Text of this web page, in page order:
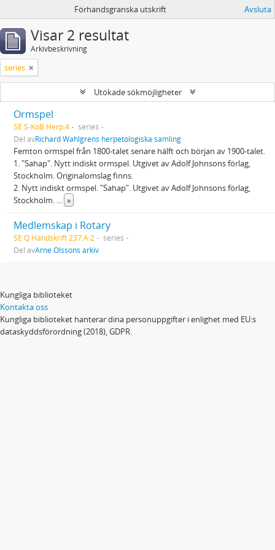
Förhandsgranska utskrift Avsluta
Visar 2 resultat
Arkivbeskrivning
series
Utökade sökmöjligheter
Ormspel
SE S-KoB Herp:4
series
Del avRichard Wahlgrens herpetologiska samling
Femton ormspel från 1800-talet senare hälft och början av 1900-talet.
1. "Sahap". Nytt indiskt ormspel. Utgivet av Adolf Johnsons förlag,
Stockholm. Originalomslag finns.
2. Nytt indiskt ormspel. "Sahap". Utgivet av Adolf Johnsons förlag,
Stockholm. ... »
Medlemskap i Rotary
SE Q Handskrift 237:A:2
series
Del avArne Olssons arkiv
Kungliga biblioteket
Kontakta oss
Kungliga biblioteket hanterar dina personuppgifter i enlighet med EU:s
dataskyddsförordning (2018), GDPR.